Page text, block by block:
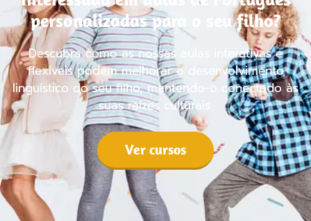
personalizadas para o seu filho?
Descubra como as nossas aulas interativas e
flexíveis podem melhorar o desenvolvimento
linguístico do seu filho, mantendo-o conectado às
suas raízes culturais.
Ver cursos